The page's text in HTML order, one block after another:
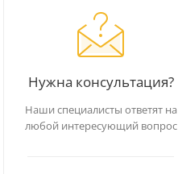
Нужна консультация?
Наши специалисты ответят на
любой интересующий вопрос